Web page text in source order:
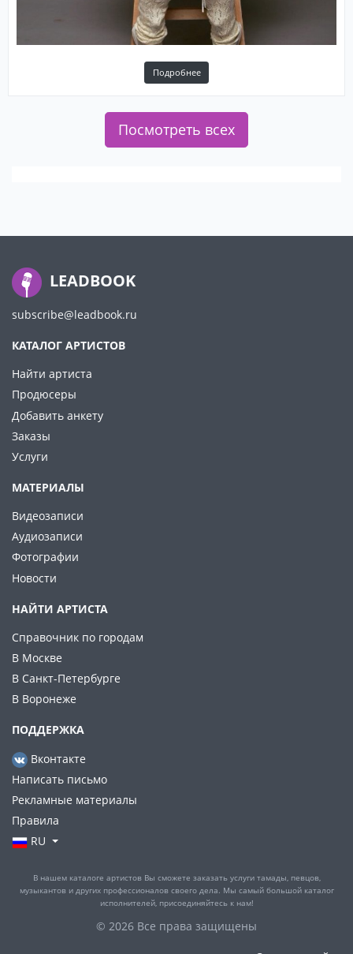
Подробнее
Посмотреть всех
LEADBOOK
subscribe@leadbook.ru
КАТАЛОГ АРТИСТОВ
Найти артиста
Продюсеры
Добавить анкету
Заказы
Услуги
МАТЕРИАЛЫ
Видеозаписи
Аудиозаписи
Фотографии
Новости
НАЙТИ АРТИСТА
Справочник по городам
В Москве
В Санкт-Петербурге
В Воронеже
ПОДДЕРЖКА
Вконтакте
Написать письмо
Рекламные материалы
Правила
RU
В нашем каталоге артистов Вы сможете заказать услуги тамады, певцов,
музыкантов и других профессионалов своего дела. Мы самый большой каталог
исполнителей, присоединяйтесь к нам!
© 2026 Все права защищены